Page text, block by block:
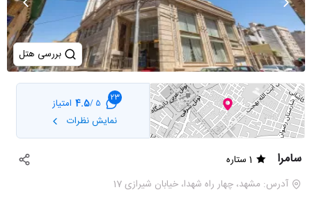
بررسی هتل
23
5 /
4.5 امتیاز
نمایش نظرات
سامرا
1 ستاره
آدرس: مشهد، چهار راه شهدا، خیابان شیرازی 17